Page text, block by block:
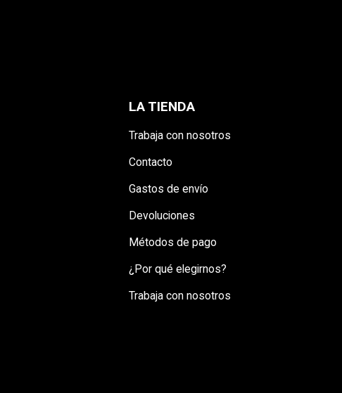
LA TIENDA
Trabaja con nosotros
Contacto
Gastos de envío
Devoluciones
Métodos de pago
¿Por qué elegirnos?
Trabaja con nosotros